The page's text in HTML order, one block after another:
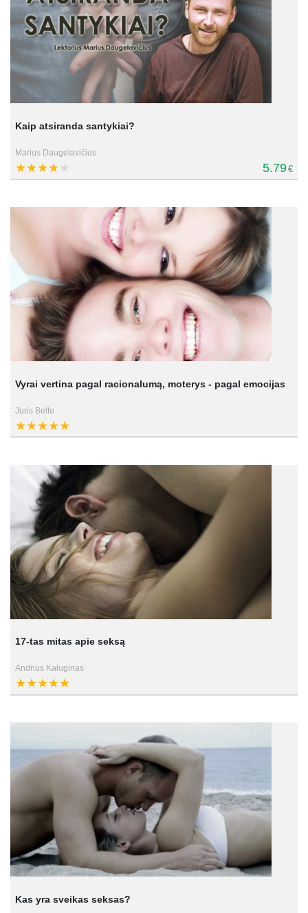
Kaip atsiranda santykiai?
Marius Daugelavičius
5.79€
Vyrai vertina pagal racionalumą, moterys - pagal emocijas
Juris Belte
17-tas mitas apie seksą
Andrius Kaluginas
Kas yra sveikas seksas?